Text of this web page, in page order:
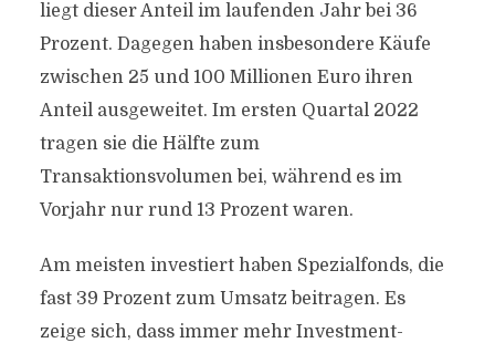
liegt dieser Anteil im laufenden Jahr bei 36
Prozent. Dagegen haben insbesondere Käufe
zwischen 25 und 100 Millionen Euro ihren
Anteil ausgeweitet. Im ersten Quartal 2022
tragen sie die Hälfte zum
Transaktionsvolumen bei, während es im
Vorjahr nur rund 13 Prozent waren.
Am meisten investiert haben Spezialfonds, die
fast 39 Prozent zum Umsatz beitragen. Es
zeige sich, dass immer mehr Investment-